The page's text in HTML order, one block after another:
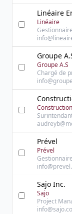
Linéaire
Linéaire
Groupe
Groupe A.S
Chargé de
Prével
Prével
Sajo Inc.
Sajo
Project